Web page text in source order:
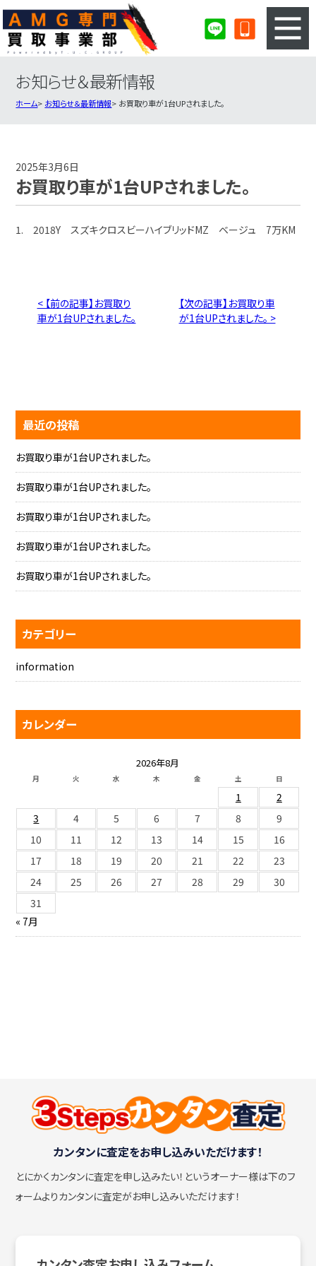
3ステップのカンタン査定
AMG買取実績
お知らせ＆最新情報
ホーム お知らせ＆最新情報 お買取り車が1台UPされました。
2025年3月6日
お買取り車が1台UPされました。
1. 2018Y スズキクロスビーハイブリッドMZ ベージュ 7万KM
< 【前の記事】お買取り
車が1台UPされました。
【次の記事】お買取り車
が1台UPされました。 >
最近の投稿
お買取り車が1台UPされました。
お買取り車が1台UPされました。
お買取り車が1台UPされました。
お買取り車が1台UPされました。
お買取り車が1台UPされました。
カテゴリー
information
カレンダー
2026年8月
月 火 水 木 金 土 日
1
2
3
4 5 6 7 8
9
10
11 12 13 14 15
16
17
18 19 20 21 22
23
24
25 26 27 28 29
30
31
« 7月
カンタンに査定をお申し込みいただけます！
とにかくカンタンに査定を申し込みたい！ というオーナー様は下のフ
ォームよりカンタンに査定がお申し込みいただけます！